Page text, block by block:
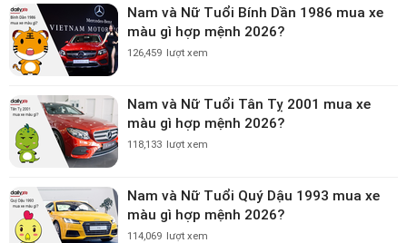
Nam và Nữ Tuổi Bính Dần 1986 mua xe
màu gì hợp mệnh 2026?
126,459 lượt xem
Nam và Nữ Tuổi Tân Tỵ 2001 mua xe
màu gì hợp mệnh 2026?
118,133 lượt xem
Nam và Nữ Tuổi Quý Dậu 1993 mua xe
màu gì hợp mệnh 2026?
114,069 lượt xem